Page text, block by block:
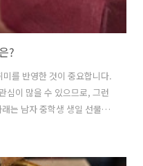
?
를 반영한 것이 중요합니다.
심이 많을 수 있으므로, 그런
는 남자 중학생 생일 선물
기능을 제공하며, 스타일리